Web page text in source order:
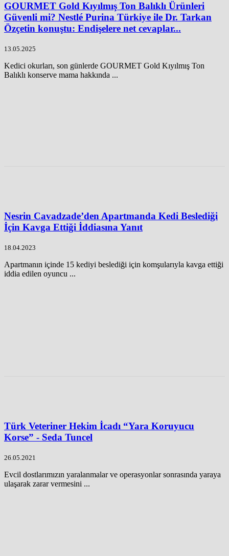
GOURMET Gold Kıyılmış Ton Balıklı Ürünleri
Güvenli mi? Nestlé Purina Türkiye ile Dr. Tarkan
Özçetin konuştu: Endişelere net cevaplar...
13.05.2025
Kedici okurları, son günlerde GOURMET Gold Kıyılmış Ton
Balıklı konserve mama hakkında ...
Nesrin Cavadzade’den Apartmanda Kedi Beslediği
İçin Kavga Ettiği İddiasına Yanıt
18.04.2023
Apartmanın içinde 15 kediyi beslediği için komşularıyla kavga ettiği
iddia edilen oyuncu ...
Türk Veteriner Hekim İcadı “Yara Koruyucu
Korse” - Seda Tuncel
26.05.2021
Evcil dostlarımızın yaralanmalar ve operasyonlar sonrasında yaraya
ulaşarak zarar vermesini ...